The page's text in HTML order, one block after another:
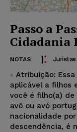
Passo a
Cidadania
NOTAS Juristas
- Atribuição:
aplicável a filhos
você é filho(a)
avô ou avó
nacionalidade
descendência, é